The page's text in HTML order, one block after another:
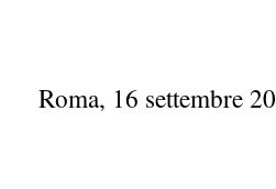
Roma, 16 settembre